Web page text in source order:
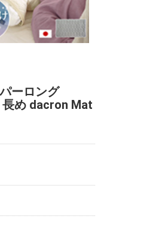
ーロング
長め dacron Mat